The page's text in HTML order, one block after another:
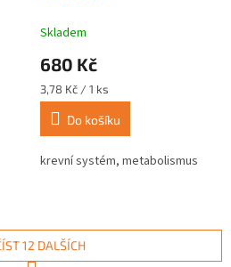
Skladem
680 Kč
Měrná
cena:
3,78 Kč / 1 ks
Do košíku
krevní systém, metabolismus
12 DALŠÍCH